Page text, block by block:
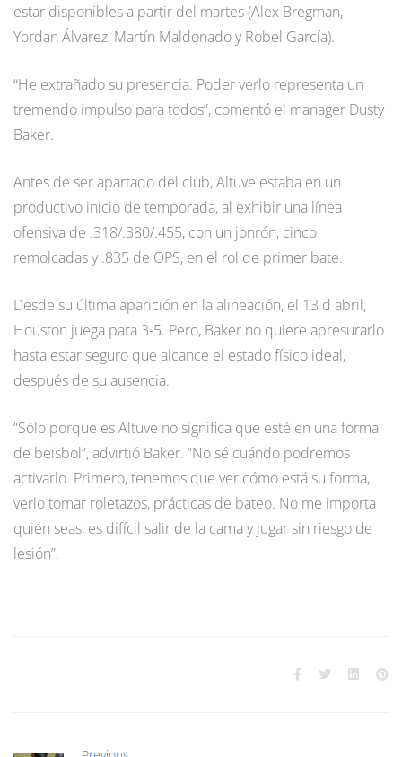
estar disponibles a partir del martes (Alex Bregman,
Yordan Álvarez, Martín Maldonado y Robel García).
“He extrañado su presencia. Poder verlo representa un
tremendo impulso para todos”, comentó el manager Dusty
Baker.
Antes de ser apartado del club, Altuve estaba en un
productivo inicio de temporada, al exhibir una línea
ofensiva de .318/.380/.455, con un jonrón, cinco
remolcadas y .835 de OPS, en el rol de primer bate.
Desde su última aparición en la alineación, el 13 d abril,
Houston juega para 3-5. Pero, Baker no quiere apresurarlo
hasta estar seguro que alcance el estado físico ideal,
después de su ausencia.
“Sólo porque es Altuve no significa que esté en una forma
de beisbol”, advirtió Baker. “No sé cuándo podremos
activarlo. Primero, tenemos que ver cómo está su forma,
verlo tomar roletazos, prácticas de bateo. No me importa
quién seas, es difícil salir de la cama y jugar sin riesgo de
lesión”.